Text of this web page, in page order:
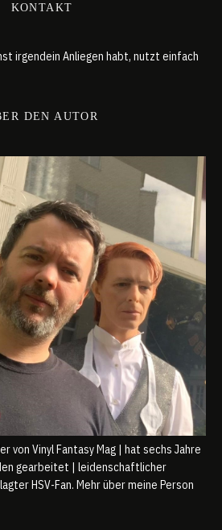
KONTAKT
irgendein Anliegen habt, nutzt einfach
DEN AUTOR
von Vinyl Fantasy Mag | hat sechs Jahre
gearbeitet | leidenschaftlicher
HSV-Fan. Mehr über meine Person